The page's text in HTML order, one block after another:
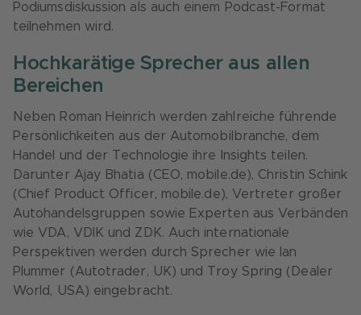
Podiumsdiskussion als auch einem Podcast-Format
teilnehmen wird.
Hochkarätige Sprecher aus allen
Bereichen
Neben Roman Heinrich werden zahlreiche führende
Persönlichkeiten aus der Automobilbranche, dem
Handel und der Technologie ihre Insights teilen.
Darunter Ajay Bhatia (CEO, mobile.de), Christin Schink
(Chief Product Officer, mobile.de), Vertreter großer
Autohandelsgruppen sowie Experten aus Verbänden
wie VDA, VDIK und ZDK. Auch internationale
Perspektiven werden durch Sprecher wie Ian
Plummer (Autotrader, UK) und Troy Spring (Dealer
World, USA) eingebracht.